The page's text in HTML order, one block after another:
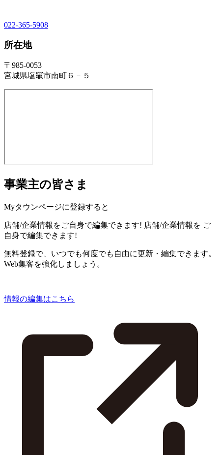
022-365-5908
所在地
〒985-0053
宮城県塩竈市南町６－５
事業主の皆さま
Myタウンページに登録すると
店舗/企業情報をご自身で編集できます! 店舗/企業情報を ご
自身で編集できます!
無料登録で、いつでも何度でも自由に更新・編集できます。
Web集客を強化しましょう。
情報の編集はこちら